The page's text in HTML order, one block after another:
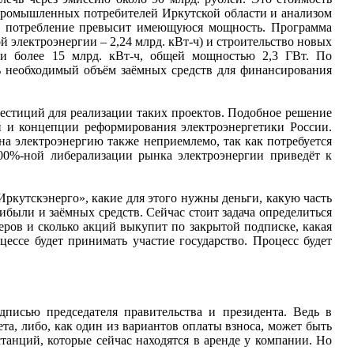
потребителей Иркутской области и анализом
превысит имеющуюся мощность. Программа
– 2,24 млрд. кВт-ч) и строительство новых
более 15 млрд. кВт-ч, общей мощностью 2,3 ГВт. По
объём заёмных средств для финансирования
для реализации таких проектов. Подобное решение
концепции реформирования электроэнергетики России.
также неприемлемо, так как потребуется
ной либерализации рынка электроэнергии приведёт к
какие для этого нужны деньги, какую часть
и заёмных средств. Сейчас стоит задача определиться
и сколько акций выкупит по закрытой подписке, какая
будет принимать участие государство. Процесс будет
председателя правительства и президента. Ведь в
либо, как один из вариантов оплаты взноса, может быть
которые сейчас находятся в аренде у компании. Но